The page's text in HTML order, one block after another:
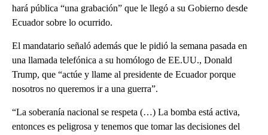
hará pública “una grabación” que le llegó a su Gobierno desde
Ecuador sobre lo ocurrido.
El mandatario señaló además que le pidió la semana pasada en
una llamada telefónica a su homólogo de EE.UU., Donald
Trump, que “actúe y llame al presidente de Ecuador porque
nosotros no queremos ir a una guerra”.
“La soberanía nacional se respeta (…) La bomba está activa,
entonces es peligrosa y tenemos que tomar las decisiones del